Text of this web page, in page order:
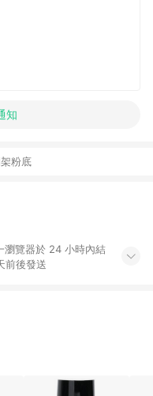
知
粉底
瀏覽器於 24 小時內結
前後發送